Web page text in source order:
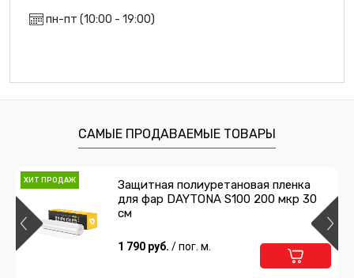
пн-пт (10:00 - 19:00)
САМЫЕ ПРОДАВАЕМЫЕ ТОВАРЫ
ХИТ ПРОДАЖ
Защитная полиуретановая пленка
для фар DAYTONA S100 200 мкр 30
см
1 790 руб. / пог. м.